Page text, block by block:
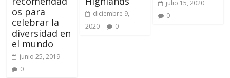
os para
celebrar la
diversidad en
el mundo
junio 25, 2019
0
diciembre 9,
2020
0
julio 15, 2020
0